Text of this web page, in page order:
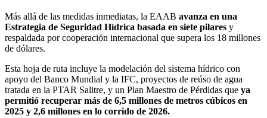
Más allá de las medidas inmediatas, la EAAB avanza en una
Estrategia de Seguridad Hídrica basada en siete pilares y
respaldada por cooperación internacional que supera los 18 millones
de dólares.
Esta hoja de ruta incluye la modelación del sistema hídrico con
apoyo del Banco Mundial y la IFC, proyectos de reúso de agua
tratada en la PTAR Salitre, y un Plan Maestro de Pérdidas que ya
permitió recuperar más de 6,5 millones de metros cúbicos en
2025 y 2,6 millones en lo corrido de 2026.